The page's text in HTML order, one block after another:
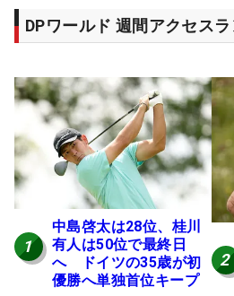
DPワールド 週間アクセス
1
中島啓太は28位、桂川
有人は50位で最終日
へ ドイツの35歳が初
優勝へ単独首位キープ
2